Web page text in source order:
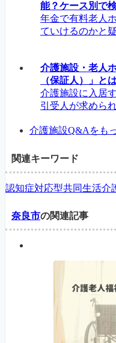
能？ケース別で
年金で有料老人
ていけるのかと
介護施設・老人
（保証人）」と
介護施設に入居
引受人が求めら
介護施設Q&Aをも
関連キーワード
認知症対応型共同生活介
奈良市の関連記事